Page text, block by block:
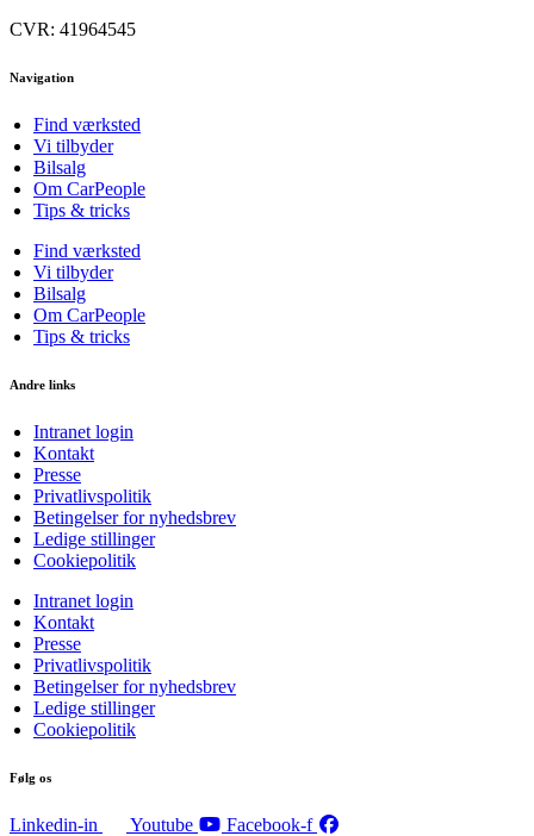
CVR: 41964545
Navigation
Find værksted
Vi tilbyder
Bilsalg
Om CarPeople
Tips & tricks
Find værksted
Vi tilbyder
Bilsalg
Om CarPeople
Tips & tricks
Andre links
Intranet login
Kontakt
Presse
Privatlivspolitik
Betingelser for nyhedsbrev
Ledige stillinger
Cookiepolitik
Intranet login
Kontakt
Presse
Privatlivspolitik
Betingelser for nyhedsbrev
Ledige stillinger
Cookiepolitik
Følg os
Linkedin-in Youtube Facebook-f